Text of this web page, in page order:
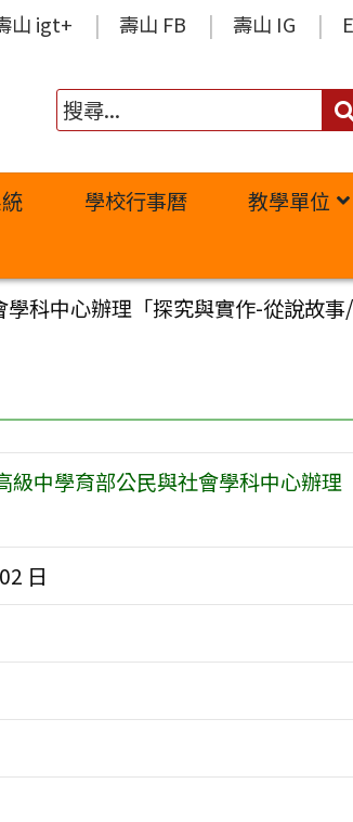
山 igt+ 壽山 FB 壽山 IG
學校行事曆 教學單位
科中心辦理「探究與實作-從說故
級中學育部公民與社會學科中心辦
日